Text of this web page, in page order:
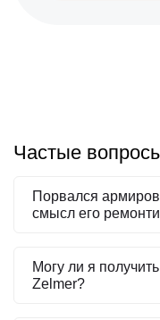
Частые
Порвался
смысл его
Могу ли я
Zelmer?